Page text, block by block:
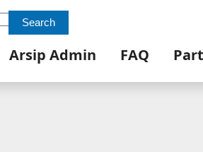
Search
Arsip Admin FAQ